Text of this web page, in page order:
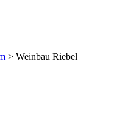
> Weinbau Riebel